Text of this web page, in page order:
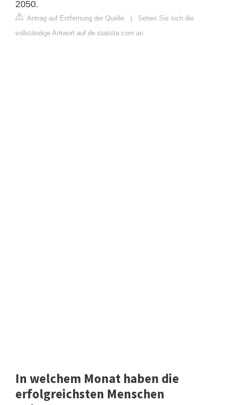
2050.
Antrag auf Entfernung der Quelle | Sehen Sie sich die
vollständige Antwort auf de.statista.com an
In welchem Monat haben die
erfolgreichsten Menschen